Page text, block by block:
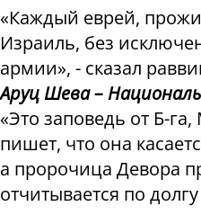
«Каждый еврей,
Израиль, без
армии», - сказал
Аруц Шева –
«Это заповедь от Б-
пишет, что она
а пророчица Девора
отчитывается по